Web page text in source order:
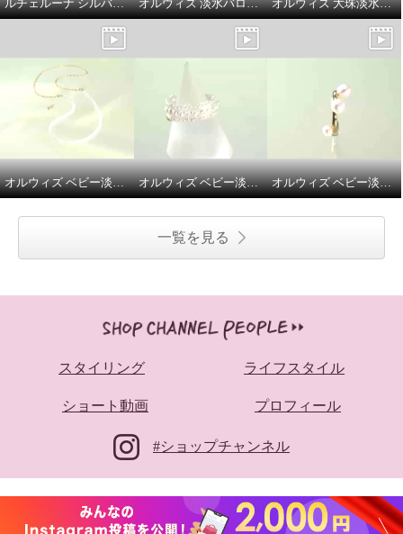
ルチェルーナ シルバー ペタルチェーン ネックレス オルウィズ 淡水バロックパール ステーションブレスレット／ピアス オルウィズ 大珠淡水バロックパール ペンダント／フォークデザインリング
オルウィズ ベビー淡水パール アレンジネックレス オルウィズ ベビー淡水パール フレキシブルリング オルウィズ ベビー淡水パール 片側用イヤーカフ
一覧を見る
スタイリング ライフスタイル
ショート動画 プロフィール
#ショップチャンネル